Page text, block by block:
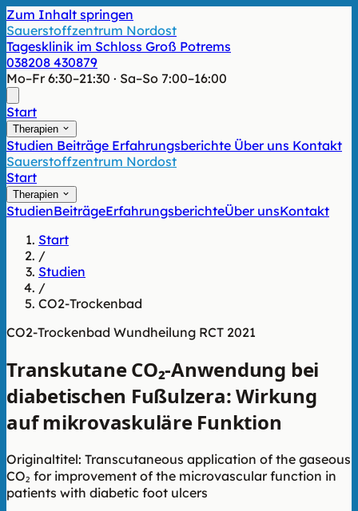
Zum Inhalt springen
Sauerstoffzentrum Nordost
Tagesklinik im Schloss Groß Potrems
038208 430879
Mo–Fr 6:30–21:30 · Sa–So 7:00–16:00
Start
Therapien
Studien Beiträge Erfahrungsberichte Über uns Kontakt
Sauerstoffzentrum Nordost
Start
Therapien
StudienBeiträgeErfahrungsberichteÜber unsKontakt
Start
/
Studien
/
CO2-Trockenbad
CO2-Trockenbad Wundheilung RCT 2021
Transkutane CO₂-Anwendung bei
diabetischen Fußulzera: Wirkung
auf mikrovaskuläre Funktion
Originaltitel: Transcutaneous application of the gaseous
CO₂ for improvement of the microvascular function in
patients with diabetic foot ulcers